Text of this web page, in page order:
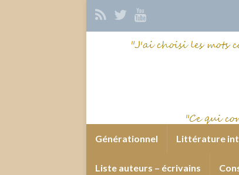
Générationnel Littérature
Liste auteurs – écrivains